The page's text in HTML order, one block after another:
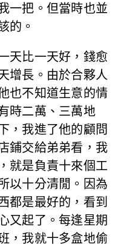
一把。但當時也並
的。
天比一天好，錢愈
增長。由於合夥人
也不知道生意的情
時二萬、三萬地
，我進了他的顧問
鋪交給弟弟看，我
就是負責十來個工
以十分清閒。因為
都是最好的，看到
又起了。每逢星期
，我就十多盒地偷